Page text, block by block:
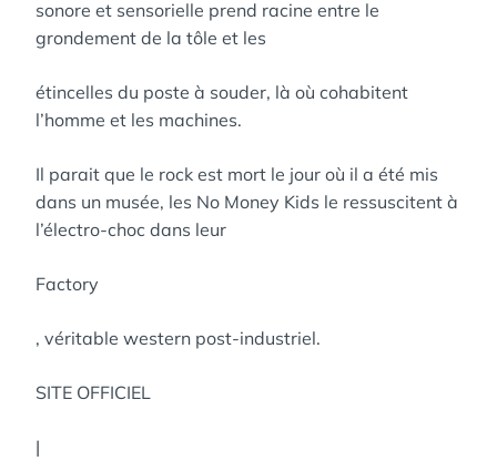
sonore et sensorielle prend racine entre le
grondement de la tôle et les
étincelles du poste à souder, là où cohabitent
l’homme et les machines.
Il parait que le rock est mort le jour où il a été mis
dans un musée, les No Money Kids le ressuscitent à
l’électro-choc dans leur
Factory
, véritable western post-industriel.
SITE OFFICIEL
|